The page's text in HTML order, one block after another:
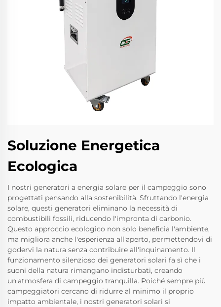
Soluzione Energetica
Ecologica
I nostri generatori a energia solare per il campeggio sono
progettati pensando alla sostenibilità. Sfruttando l'energia
solare, questi generatori eliminano la necessità di
combustibili fossili, riducendo l'impronta di carbonio.
Questo approccio ecologico non solo beneficia l'ambiente,
ma migliora anche l'esperienza all'aperto, permettendovi di
godervi la natura senza contribuire all'inquinamento. Il
funzionamento silenzioso dei generatori solari fa sì che i
suoni della natura rimangano indisturbati, creando
un'atmosfera di campeggio tranquilla. Poiché sempre più
campeggiatori cercano di ridurre al minimo il proprio
impatto ambientale, i nostri generatori solari si